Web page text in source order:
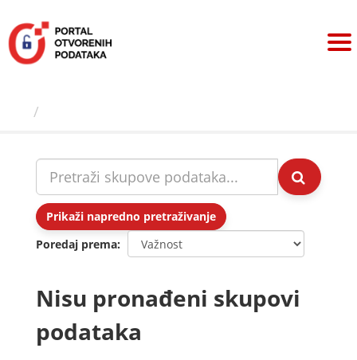
sadržaj
Prikaži napredno pretraživanje
Poredaj prema
Nisu pronađeni skupovi
podataka